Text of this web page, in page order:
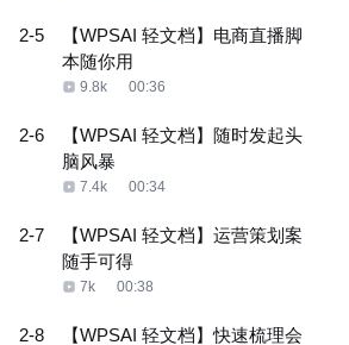
2-5
【WPSAI 轻文档】电商直播脚
本随你用
9.8k 00:36
2-6
【WPSAI 轻文档】随时发起头
脑风暴
7.4k 00:34
2-7
【WPSAI 轻文档】运营策划案
随手可得
7k 00:38
2-8 【WPSAI 轻文档】快速梳理会